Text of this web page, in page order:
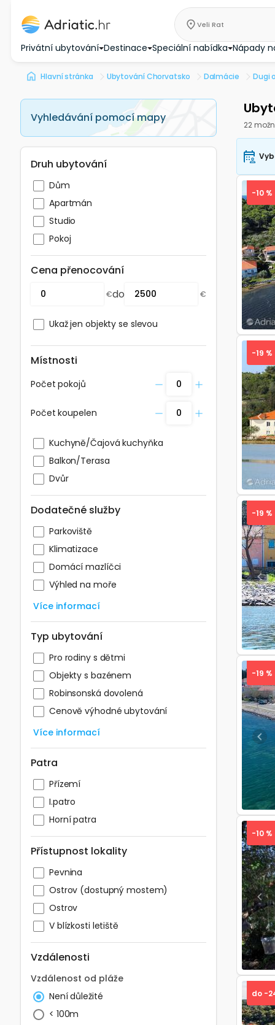
Privátní ubytování Destinace Speciální nabídka Nápady
Hlavní stránka Ubytování Chorvatsko Dalmácie Dugi
Veli Rat
Vyhledávání pomocí mapy
Druh ubytování
Dům
Apartmán
Studio
Pokoj
Cena přenocování
€do €
Ukaž jen objekty se slevou
Místnosti
Počet pokojů
Počet koupelen
Kuchyně/Čajová kuchyňka
Balkon/Terasa
Dvůr
Dodatečné služby
Parkoviště
Klimatizace
Domácí mazlíčci
Výhled na moře
Více informací
Typ ubytování
Pro rodiny s dětmi
Objekty s bazénem
Robinsonská dovolená
Cenově výhodné ubytování
Více informací
Patra
Přízemí
I.patro
Horní patra
Přístupnost lokality
Pevnina
Ostrov (dostupný mostem)
Ostrov
V blízkosti letiště
Vzdálenosti
Vzdálenost od pláže
Není důležité
< 100m
22
-10 %
-19 %
-19 %
-19 %
-10 %
do -